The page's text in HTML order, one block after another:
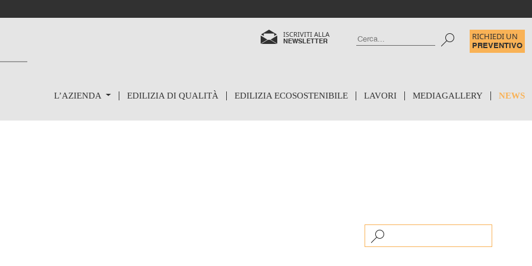
RICHIEDI UN
PREVENTIVO
ISCRIVITI ALLA
NEWSLETTER
L’AZIENDA EDILIZIA DI QUALITÀ EDILIZIA ECOSOSTENIBILE LAVORI MEDIAGALLERY NEWS